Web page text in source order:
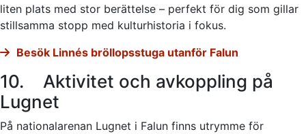
liten plats med stor berättelse – perfekt för dig som gillar
stillsamma stopp med kulturhistoria i fokus.
Besök Linnés bröllopsstuga utanför Falun
10. Aktivitet och avkoppling på
Lugnet
På nationalarenan Lugnet i Falun finns utrymme för